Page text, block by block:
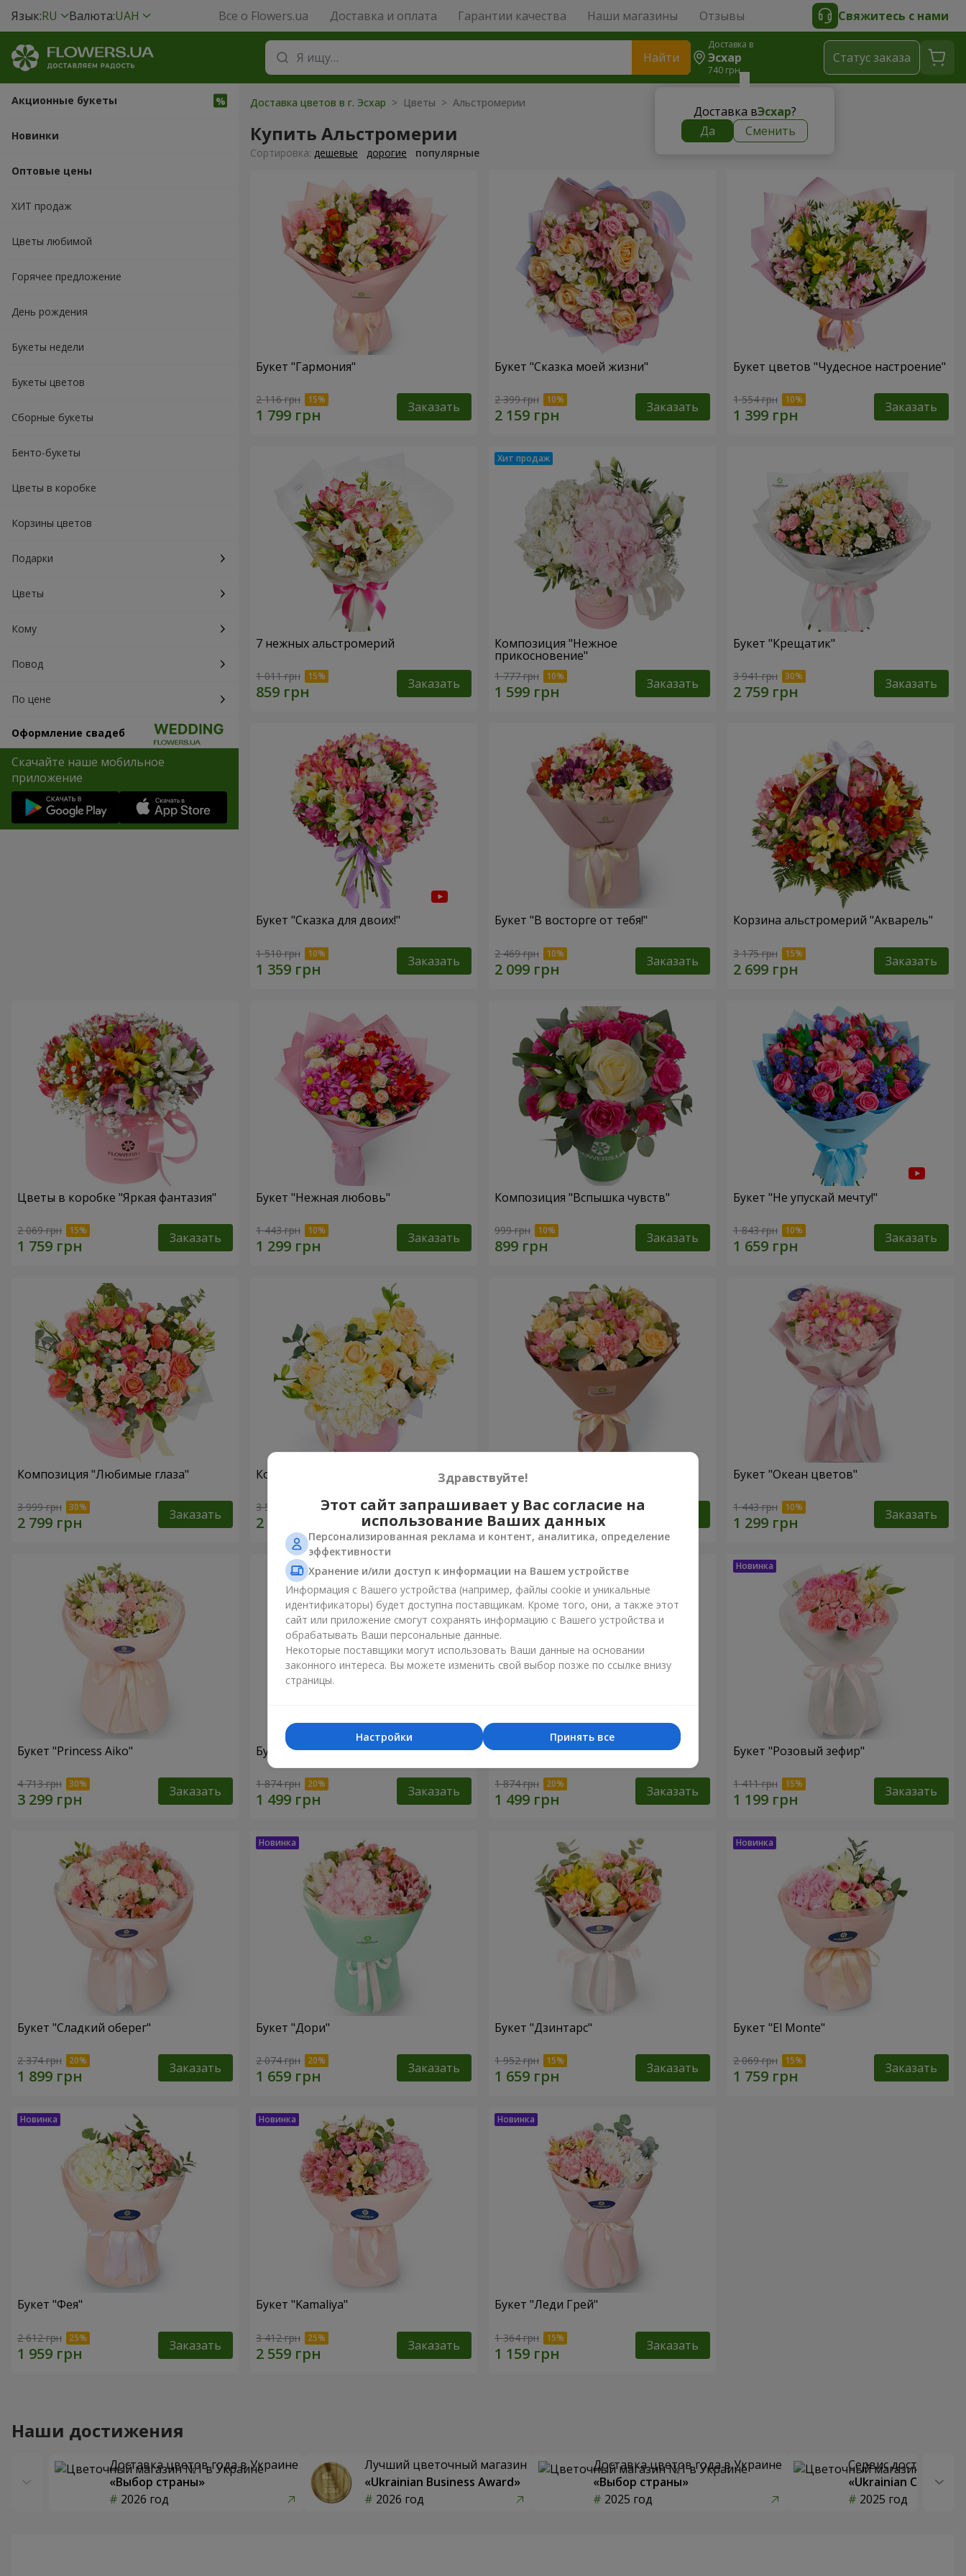
Язык:RU Валюта:UAH Все о Flowers.ua Доставка и оплата Гарантии качества Наши магазины Отзывы Свяжитесь с нами
Найти
Доставка в
Эсхар
740 грн
Доставка вЭсхар?
Да
Сменить
Cтатус заказа
Акционные букеты
Новинки
Оптовые цены
ХИТ продаж
Цветы любимой
Горячее предложение
День рождения
Букеты недели
Букеты цветов
Сборные букеты
Бенто-букеты
Цветы в коробке
Корзины цветов
Подарки
Цветы
Кому
Повод
По цене
Оформление свадеб
Скачайте наше мобильное
приложение
Доставка цветов в г. Эсхар > Цветы > Альстромерии
Купить Альстромерии
Cортировка: дешевые дорогие популярные
Букет "Гармония"
2 116 грн Заказать
Букет "Сказка моей жизни"
2 399 грн Заказать
Букет цветов "Чудесное настроение"
1 554 грн Заказать
7 нежных альстромерий
1 011 грн Заказать
Композиция "Нежное
прикосновение"
1 777 грн Заказать
Букет "Крещатик"
3 941 грн Заказать
Букет "Сказка для двоих!"
1 510 грн Заказать
Букет "В восторге от тебя!"
2 469 грн Заказать
Корзина альстромерий "Акварель"
3 175 грн Заказать
Цветы в коробке "Яркая фантазия"
2 069 грн Заказать
Букет "Нежная любовь"
1 443 грн Заказать
Композиция "Вспышка чувств"
999 грн Заказать
Букет "Не упускай мечту!"
1 843 грн Заказать
Композиция "Любимые глаза"
3 999 грн Заказать
Композиция "Absolute"
3 599 грн Заказать
Букет "Шедевр"
2 624 грн
Букет "Океан цветов"
1 443 грн Заказать
Букет "Princess Aiko"
4 713 грн Заказать
Букет "Ариэль"
1 874 грн Заказать
Букет "Светлана"
1 874 грн Заказать
Букет "Розовый зефир"
1 411 грн Заказать
Букет "Сладкий оберег"
2 374 грн Заказать
Букет "Дори"
2 074 грн Заказать
Букет "Дзинтарс"
1 952 грн Заказать
Букет "El Monte"
2 069 грн Заказать
Букет "Фея"
2 612 грн Заказать
Букет "Kamaliya"
3 412 грн Заказать
Букет "Леди Грей"
1 364 грн Заказать
Наши достижения
Доставка цветов года в Украине
«Выбор страны»
2026 год
Лучший цветочный магазин
«Ukrainian Business Award»
2026 год
Доставка цветов года в Украине
«Выбор страны»
2025 год
Сервис доставки
«Ukrainian Choice»
2025 год
Здравствуйте!
Этот сайт запрашивает у Вас согласие на
использование Ваших данных
Персонализированная реклама и контент, аналитика, определение
эффективности
Хранение и/или доступ к информации на Вашем устройстве
Информация с Вашего устройства (например, файлы cookie и уникальные
идентификаторы) будет доступна поставщикам. Кроме того, они, а также этот
сайт или приложение смогут сохранять информацию с Вашего устройства и
обрабатывать Ваши персональные данные.
Некоторые поставщики могут использовать Ваши данные на основании
законного интереса. Вы можете изменить свой выбор позже по ссылке внизу
страницы.
Принять все
Настройки